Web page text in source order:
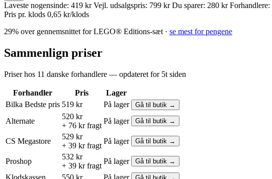
Laveste nogensinde: 419 kr Vejl. udsalgspris: 799 kr Du sparer: 280 kr Forhandlere:
Pris pr. klods 0,65 kr/klods
29% over gennemsnittet for LEGO® Editions-sæt · se mest for pengene
Sammenlign priser
Priser hos 11 danske forhandlere — opdateret for 5t siden
Forhandler Pris
Lager
Bilka Bedste pris 519 kr På lager Gå til butik →
Alternate
520 kr
+ 76 kr fragt
På lager Gå til butik →
CS Megastore
529 kr
+ 39 kr fragt
På lager Gå til butik →
Proshop
532 kr
+ 39 kr fragt
På lager Gå til butik →
Klodskassen 550 kr På lager